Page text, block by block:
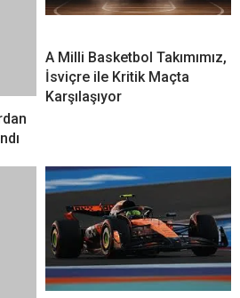
A Milli Basketbol Takımımız,
İsviçre ile Kritik Maçta
Karşılaşıyor